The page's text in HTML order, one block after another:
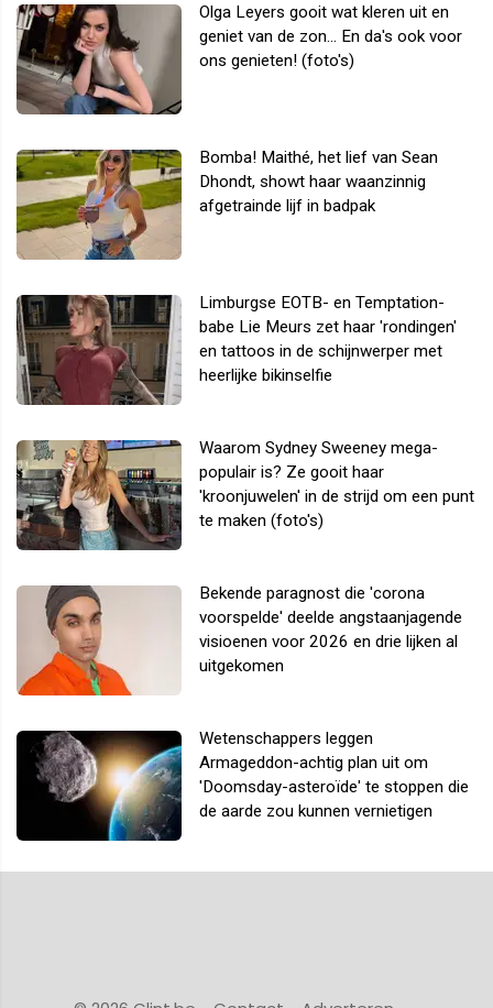
Olga Leyers gooit wat kleren uit en
geniet van de zon... En da's ook voor
ons genieten! (foto's)
Bomba! Maithé, het lief van Sean
Dhondt, showt haar waanzinnig
afgetrainde lijf in badpak
Limburgse EOTB- en Temptation-
babe Lie Meurs zet haar 'rondingen'
en tattoos in de schijnwerper met
heerlijke bikinselfie
Waarom Sydney Sweeney mega-
populair is? Ze gooit haar
'kroonjuwelen' in de strijd om een punt
te maken (foto's)
Bekende paragnost die 'corona
voorspelde' deelde angstaanjagende
visioenen voor 2026 en drie lijken al
uitgekomen
Wetenschappers leggen
Armageddon-achtig plan uit om
'Doomsday-asteroïde' te stoppen die
de aarde zou kunnen vernietigen